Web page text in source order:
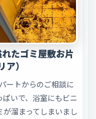
たゴミ屋敷お片
）
ートからのご相談に
いで、浴室にもビニ
溜まってしまいまし